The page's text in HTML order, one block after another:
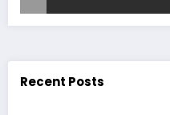
Recent Posts